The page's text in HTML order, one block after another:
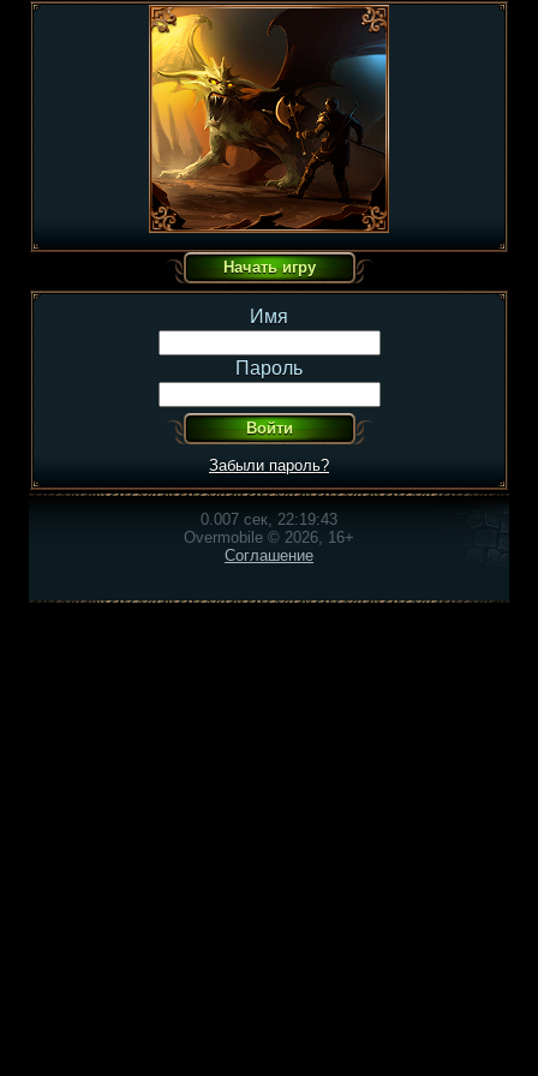
Имя
Пароль
Забыли пароль?
0.007 сек, 22:19:43
Overmobile © 2026, 16+
Соглашение